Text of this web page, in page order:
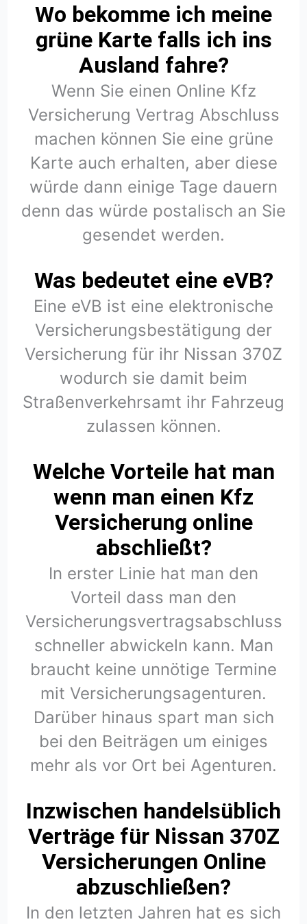
Wo bekomme ich meine
grüne Karte falls ich ins
Ausland fahre?
Wenn Sie einen Online Kfz
Versicherung Vertrag Abschluss
machen können Sie eine grüne
Karte auch erhalten, aber diese
würde dann einige Tage dauern
denn das würde postalisch an Sie
gesendet werden.
Was bedeutet eine eVB?
Eine eVB ist eine elektronische
Versicherungsbestätigung der
Versicherung für ihr Nissan 370Z
wodurch sie damit beim
Straßenverkehrsamt ihr Fahrzeug
zulassen können.
Welche Vorteile hat man
wenn man einen Kfz
Versicherung online
abschließt?
In erster Linie hat man den
Vorteil dass man den
Versicherungsvertragsabschluss
schneller abwickeln kann. Man
braucht keine unnötige Termine
mit Versicherungsagenturen.
Darüber hinaus spart man sich
bei den Beiträgen um einiges
mehr als vor Ort bei Agenturen.
Inzwischen handelsüblich
Verträge für Nissan 370Z
Versicherungen Online
abzuschließen?
In den letzten Jahren hat es sich